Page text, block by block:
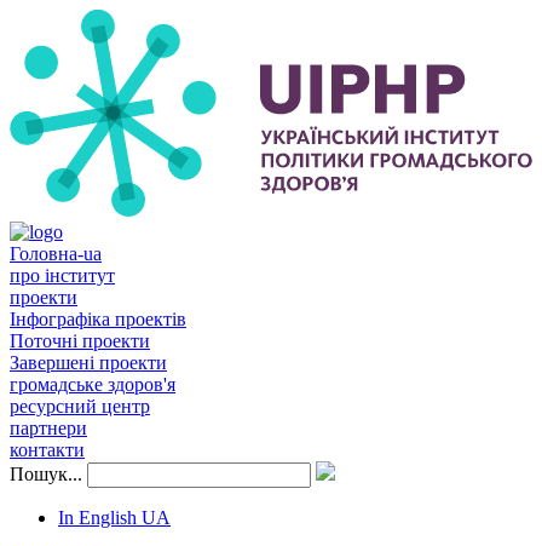
Головна-ua
про інститут
проекти
Інфографіка проектів
Поточні проекти
Завершені проекти
громадське здоров'я
ресурсний центр
партнери
контакти
Пошук...
In English UA